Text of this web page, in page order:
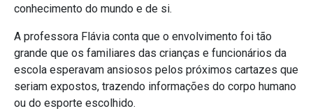
conhecimento do mundo e de si.
A professora Flávia conta que o envolvimento foi tão
grande que os familiares das crianças e funcionários da
escola esperavam ansiosos pelos próximos cartazes que
seriam expostos, trazendo informações do corpo humano
ou do esporte escolhido.